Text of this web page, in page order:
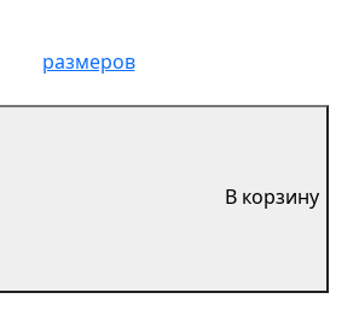
размеров
В корзину